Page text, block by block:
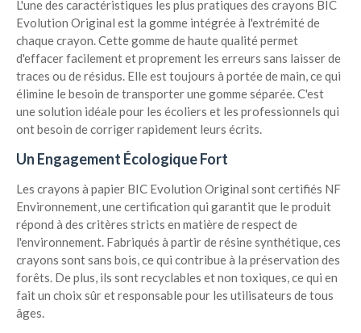
L'une des caractéristiques les plus pratiques des crayons BIC
Evolution Original est la gomme intégrée à l'extrémité de
chaque crayon. Cette gomme de haute qualité permet
d'effacer facilement et proprement les erreurs sans laisser de
traces ou de résidus. Elle est toujours à portée de main, ce qui
élimine le besoin de transporter une gomme séparée. C'est
une solution idéale pour les écoliers et les professionnels qui
ont besoin de corriger rapidement leurs écrits.
Un Engagement Écologique Fort
Les crayons à papier BIC Evolution Original sont certifiés NF
Environnement, une certification qui garantit que le produit
répond à des critères stricts en matière de respect de
l'environnement. Fabriqués à partir de résine synthétique, ces
crayons sont sans bois, ce qui contribue à la préservation des
forêts. De plus, ils sont recyclables et non toxiques, ce qui en
fait un choix sûr et responsable pour les utilisateurs de tous
âges.